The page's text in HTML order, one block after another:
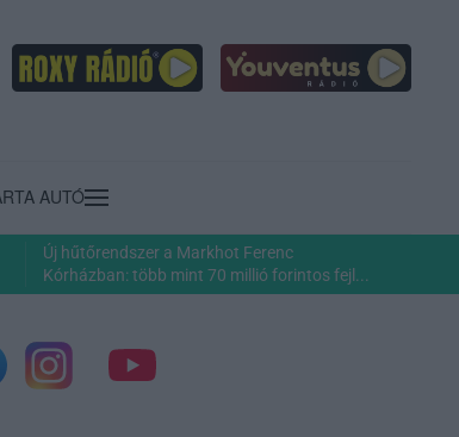
AUTÓ
Új hűtőrendszer a Markhot Ferenc
Kórházban: több mint 70 millió forintos fejl...